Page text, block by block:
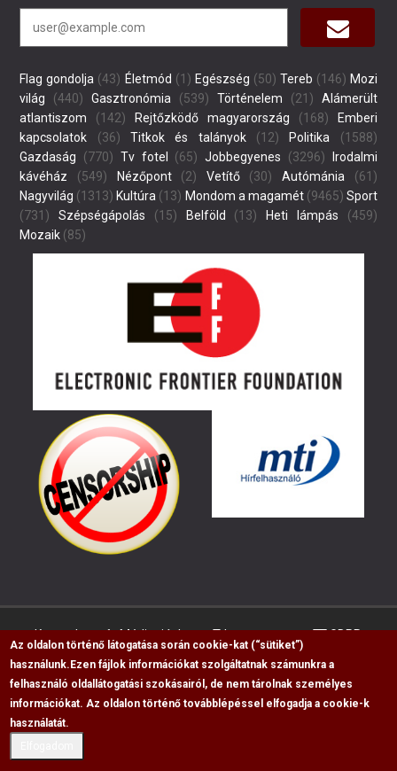
Flag gondolja (43) Életmód (1) Egészség (50) Tereb (146) Mozi
világ (440) Gasztronómia (539) Történelem (21)
Alámerült
atlantiszom (142) Rejtőzködő magyarország (168)
Emberi
kapcsolatok (36) Titkok és talányok(12) Politika (1588)
Gazdaság (770) Tv fotel (65) Jobbegyenes (3296)
Irodalmi
kávéház (549) Nézőpont(2) Vetítő(30) Autómánia (61)
Nagyvilág (1313) Kultúra (13) Mondom a magamét(9465) Sport
(731)
Szépségápolás (15) Belföld (13) Heti lámpás (459)
Mozaik (85)
Kapcsolat Médiaajánlat Impresszum GDPR
RSS
Copyright © 2009-2026, Flag Polgári Magazin saját
megjelölésével lehetséges
Az oldalon történő látogatása során cookie-kat (“sütiket”)
használunk. Ezen fájlok információkat szolgáltatnak számunkra a
felhasználó oldallátogatási szokásairól, de nem tárolnak személyes
információkat. Az oldalon történő továbblépéssel elfogadja a cookie-k
használatát.